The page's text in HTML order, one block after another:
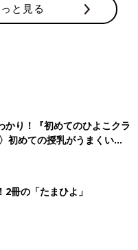
と見る
かり！『初めてのひよこクラ
初めての授乳がうまくい
基本と夏のトラブル 解決テ
冊の「たまひよ」